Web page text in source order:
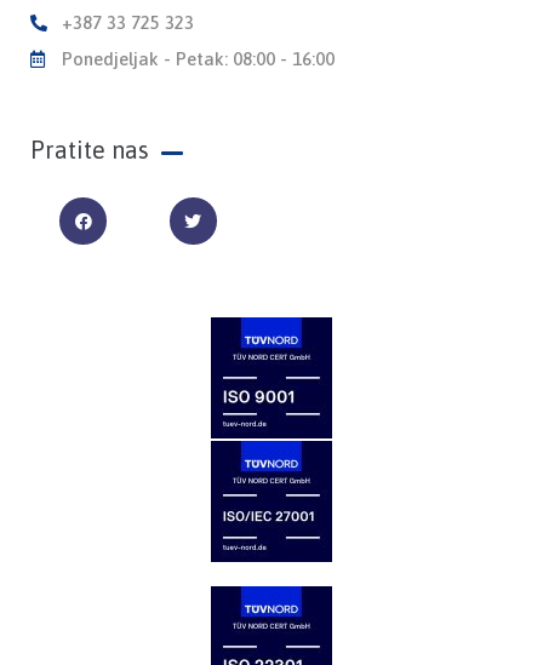
+387 33 725 323
Ponedjeljak - Petak: 08:00 - 16:00
Pratite nas